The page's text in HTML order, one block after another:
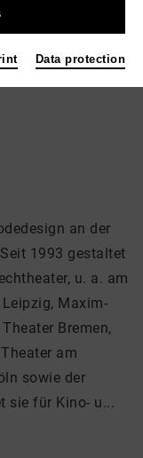
an der
1993 gestaltet
u. a. am
Maxim-
Bremen,
am
sowie der
sie für Kino- u...
Data protection